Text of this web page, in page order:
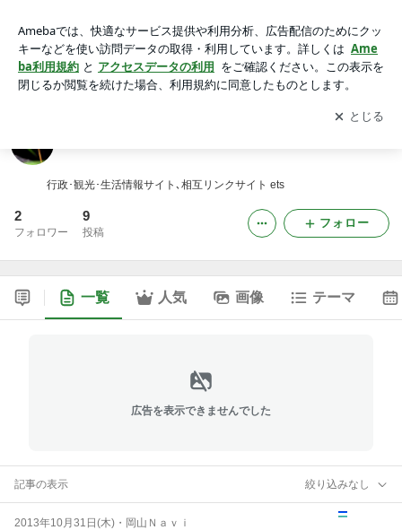
アプリをダウンロードして ブログの更新通知
を受け取りまし
ょう。
開く
行政･観光･生活情報サイト､相互リンクサイト ets
2
フォロワー
9
投稿
フォロー
一覧 人気 画像 テーマ
広告を表示できませんでした
記事の表示 絞り込みなし
2013年10月31日(木) ・ 岡山Ｎａｖｉ